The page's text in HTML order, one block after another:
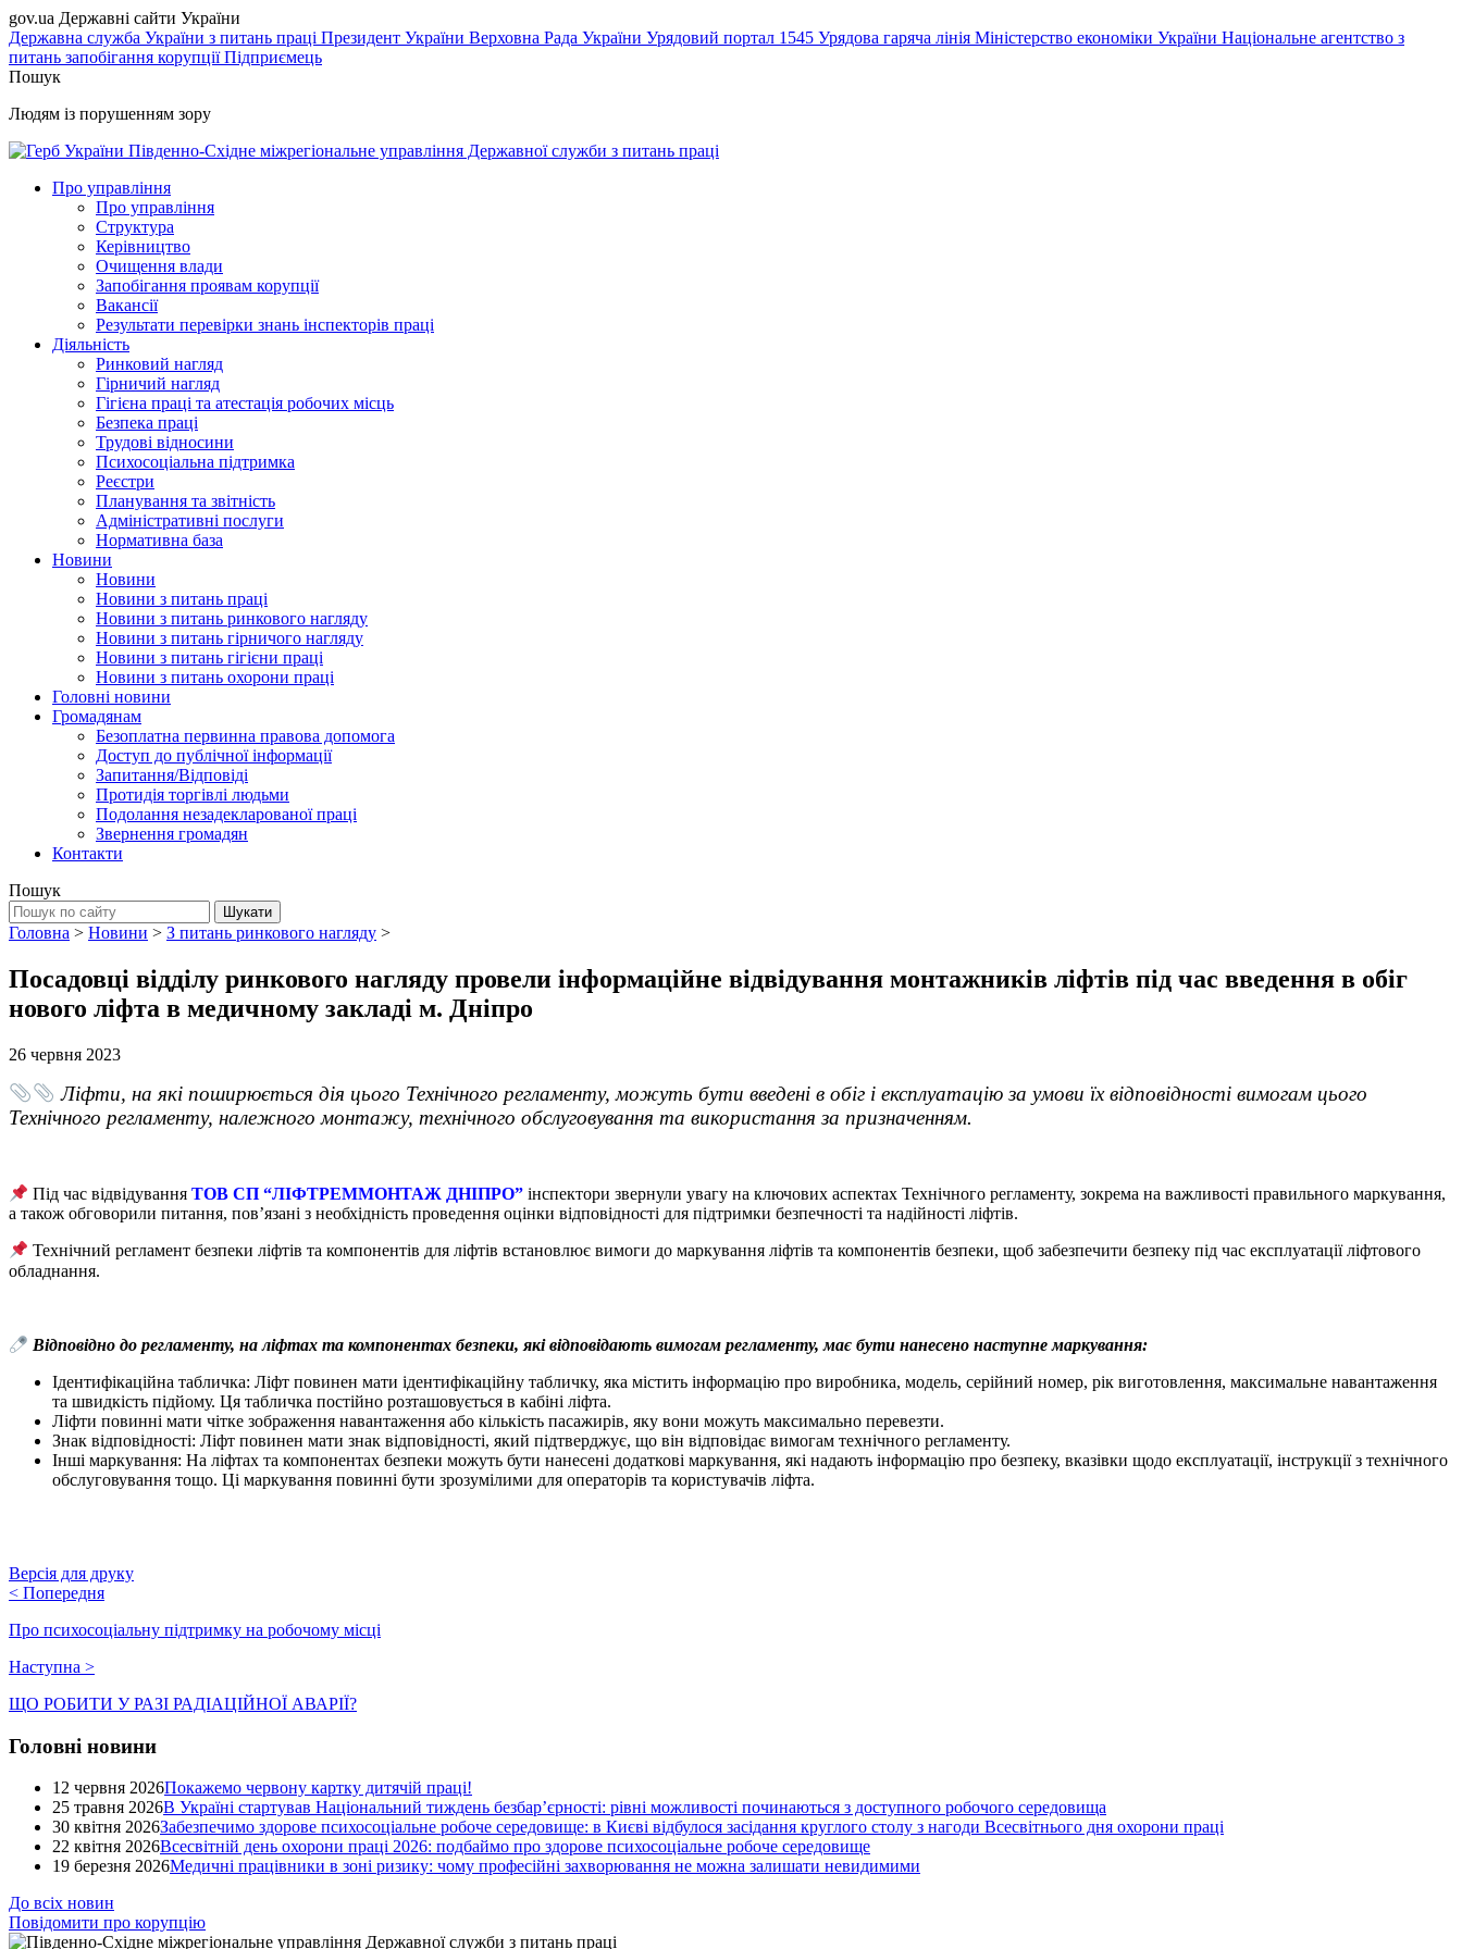
gov.ua Державні сайти України
Державна служба України з питань праці Президент України Верховна Рада України Урядовий портал 1545 Урядова гаряча лінія Міністерство економіки України Національне агентство з
питань запобігання корупціїПідприємець
Пошук
Людям із порушенням зору
Південно-Східне міжрегіональне управління Державної служби з питань праці
Про управління
Про управління
Структура
Керівництво
Очищення влади
Запобігання проявам корупції
Вакансії
Результати перевірки знань інспекторів праці
Діяльність
Ринковий нагляд
Гірничий нагляд
Гігієна праці та атестація робочих місць
Безпека праці
Трудові відносини
Психосоціальна підтримка
Реєстри
Планування та звітність
Адміністративні послуги
Нормативна база
Новини
Новини
Новини з питань праці
Новини з питань ринкового нагляду
Новини з питань гірничого нагляду
Новини з питань гігієни праці
Новини з питань охорони праці
Головні новини
Громадянам
Безоплатна первинна правова допомога
Доступ до публічної інформації
Запитання/Відповіді
Протидія торгівлі людьми
Подолання незадекларованої праці
Звернення громадян
Контакти
Пошук
Головна > Новини > З питань ринкового нагляду >
Посадовці відділу ринкового нагляду провели інформаційне відвідування монтажників ліфтів під час введення в обіг
нового ліфта в медичному закладі м. Дніпро
26 червня 2023
Ліфти, на які поширюється дія цього Технічного регламенту, можуть бути введені в обіг і експлуатацію за умови їх відповідності вимогам цього
Технічного регламенту, належного монтажу, технічного обслуговування та використання за призначенням.
Під час відвідування ТОВ СП “ЛІФТРЕММОНТАЖ ДНІПРО” інспектори звернули увагу на ключових аспектах Технічного регламенту, зокрема на важливості правильного маркування,
а також обговорили питання, пов’язані з необхідність проведення оцінки відповідності для підтримки безпечності та надійності ліфтів.
Технічний регламент безпеки ліфтів та компонентів для ліфтів встановлює вимоги до маркування ліфтів та компонентів безпеки, щоб забезпечити безпеку під час експлуатації ліфтового
обладнання.
Відповідно до регламенту, на ліфтах та компонентах безпеки, які відповідають вимогам регламенту, має бути нанесено наступне маркування:
Ідентифікаційна табличка: Ліфт повинен мати ідентифікаційну табличку, яка містить інформацію про виробника, модель, серійний номер, рік виготовлення, максимальне навантаження
та швидкість підйому. Ця табличка постійно розташовується в кабіні ліфта.
Ліфти повинні мати чітке зображення навантаження або кількість пасажирів, яку вони можуть максимально перевезти.
Знак відповідності: Ліфт повинен мати знак відповідності, який підтверджує, що він відповідає вимогам технічного регламенту.
Інші маркування: На ліфтах та компонентах безпеки можуть бути нанесені додаткові маркування, які надають інформацію про безпеку, вказівки щодо експлуатації, інструкції з технічного
обслуговування тощо. Ці маркування повинні бути зрозумілими для операторів та користувачів ліфта.
Версія для друку
< Попередня
Про психосоціальну підтримку на робочому місці
Наступна >
ЩО РОБИТИ У РАЗІ РАДІАЦІЙНОЇ АВАРІЇ?
Головні новини
12 червня 2026Покажемо червону картку дитячій праці!
25 травня 2026В Україні стартував Національний тиждень безбар’єрності: рівні можливості починаються з доступного робочого середовища
30 квітня 2026Забезпечимо здорове психосоціальне робоче середовище: в Києві відбулося засідання круглого столу з нагоди Всесвітнього дня охорони праці
22 квітня 2026Всесвітній день охорони праці 2026: подбаймо про здорове психосоціальне робоче середовище
19 березня 2026Медичні працівники в зоні ризику: чому професійні захворювання не можна залишати невидимими
До всіх новин
Повідомити про корупцію